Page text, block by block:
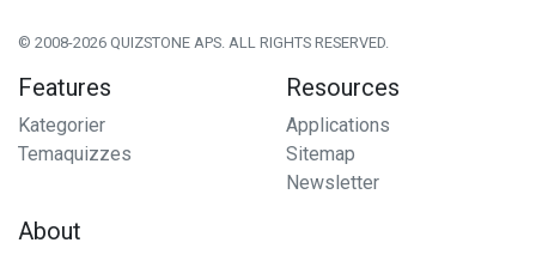
© 2008-2026 QUIZSTONE APS. ALL RIGHTS RESERVED.
Features
Kategorier
Temaquizzes
Resources
Applications
Sitemap
Newsletter
About